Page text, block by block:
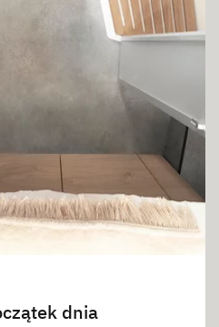
dnia